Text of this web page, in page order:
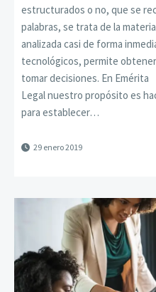
estructurados o no, que se
palabras, se trata de la
analizada casi de forma
tecnológicos, permite
tomar decisiones. En Emérita
Legal nuestro propósito es
para establecer…
29 enero 2019